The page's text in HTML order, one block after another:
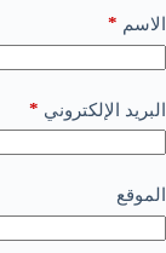
الاسم *
البريد الإلكتروني *
الموقع